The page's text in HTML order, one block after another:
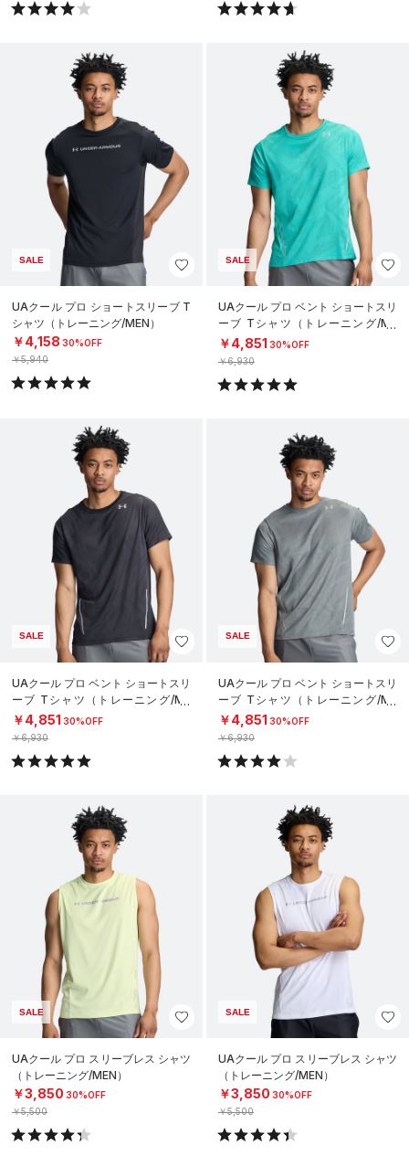
SALE
UAクール プロ ショートスリーブ T
シャツ（トレーニング/MEN）
￥4,158 30%OFF
￥5,940
SALE
UAクール プロ ベント ショートスリ
ーブ Tシャツ（トレーニング/ME
N）
￥4,851 30%OFF
￥6,930
SALE
UAクール プロ ベント ショートスリ
ーブ Tシャツ（トレーニング/ME
N）
￥4,851 30%OFF
￥6,930
SALE
UAクール プロ ベント ショートスリ
ーブ Tシャツ（トレーニング/ME
N）
￥4,851 30%OFF
￥6,930
SALE
UAクール プロ スリーブレス シャツ
（トレーニング/MEN）
￥3,850 30%OFF
￥5,500
SALE
UAクール プロ スリーブレス シャツ
（トレーニング/MEN）
￥3,850 30%OFF
￥5,500